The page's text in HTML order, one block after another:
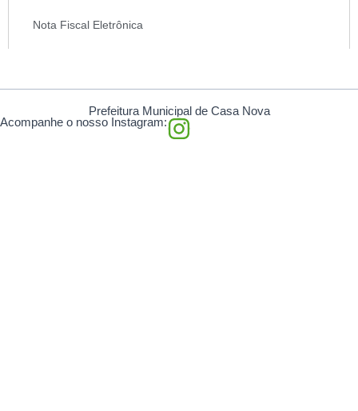
Nota Fiscal Eletrônica
Prefeitura Municipal de Casa Nova
I
Acompanhe o nosso Instagram: